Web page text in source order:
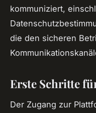
kommuniziert,
die den sicheren
Erste Schritte
Der Zugang zur